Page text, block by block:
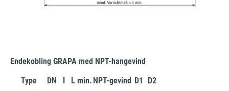
Endekobling GRAPA med NPT-hangevind
Type
DN
I
L min. NPT-gevind D1
D2